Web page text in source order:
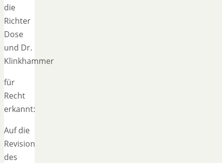
die
Richter
Dose
und Dr.
Klinkhammer
für
Recht
erkannt:
Auf die
Revision
des